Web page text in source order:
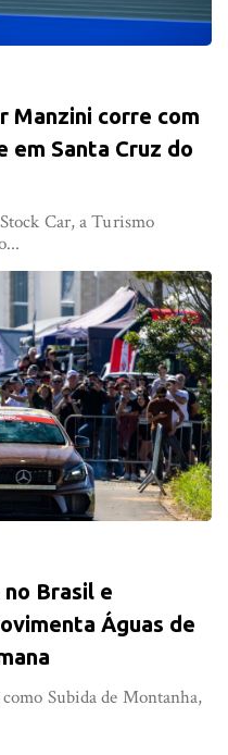
Manzini corre com
em Santa Cruz do
Car, a Turismo
Brasil e
Águas de
Subida de Montanha,